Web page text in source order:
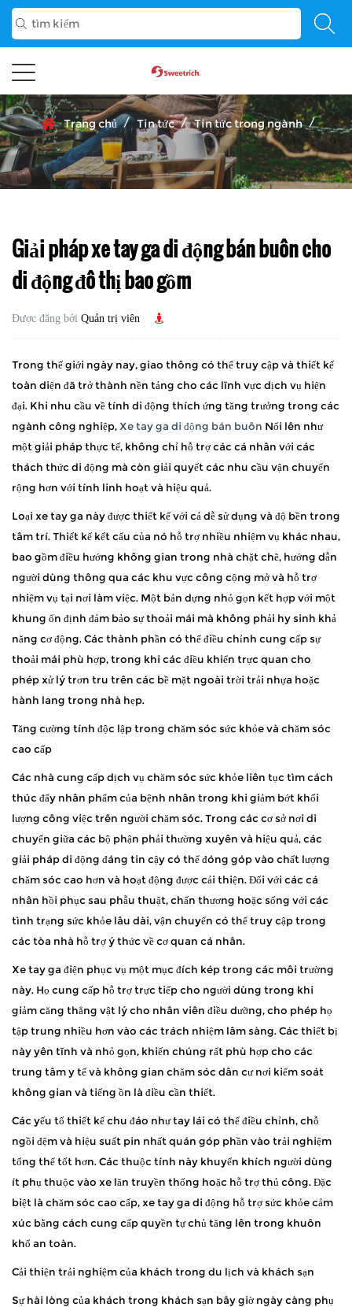
Trang chủ / Tin tức / Tin tức trong ngành /
Giải pháp xe tay ga di động bán buôn cho
di động đô thị bao gồm
Được đăng bởi Quản trị viên
Trong thế giới ngày nay, giao thông có thể truy cập và thiết kế
toàn diện đã trở thành nền tảng cho các lĩnh vực dịch vụ hiện
đại. Khi nhu cầu về tính di động thích ứng tăng trưởng trong các
ngành công nghiệp, Xe tay ga di động bán buôn Nổi lên như
một giải pháp thực tế, không chỉ hỗ trợ các cá nhân với các
thách thức di động mà còn giải quyết các nhu cầu vận chuyển
rộng hơn với tính linh hoạt và hiệu quả.
Loại xe tay ga này được thiết kế với cả dễ sử dụng và độ bền trong
tâm trí. Thiết kế kết cấu của nó hỗ trợ nhiều nhiệm vụ khác nhau,
bao gồm điều hướng không gian trong nhà chặt chẽ, hướng dẫn
người dùng thông qua các khu vực công cộng mở và hỗ trợ
nhiệm vụ tại nơi làm việc. Một bản dựng nhỏ gọn kết hợp với một
khung ổn định đảm bảo sự thoải mái mà không phải hy sinh khả
năng cơ động. Các thành phần có thể điều chỉnh cung cấp sự
thoải mái phù hợp, trong khi các điều khiển trực quan cho
phép xử lý trơn tru trên các bề mặt ngoài trời trải nhựa hoặc
hành lang trong nhà hẹp.
Tăng cường tính độc lập trong chăm sóc sức khỏe và chăm sóc
cao cấp
Các nhà cung cấp dịch vụ chăm sóc sức khỏe liên tục tìm cách
thúc đẩy nhân phẩm của bệnh nhân trong khi giảm bớt khối
lượng công việc trên người chăm sóc. Trong các cơ sở nơi di
chuyển giữa các bộ phận phải thường xuyên và hiệu quả, các
giải pháp di động đáng tin cậy có thể đóng góp vào chất lượng
chăm sóc cao hơn và hoạt động được cải thiện. Đối với các cá
nhân hồi phục sau phẫu thuật, chấn thương hoặc sống với các
tình trạng sức khỏe lâu dài, vận chuyển có thể truy cập trong
các tòa nhà hỗ trợ ý thức về cơ quan cá nhân.
Xe tay ga điện phục vụ một mục đích kép trong các môi trường
này. Họ cung cấp hỗ trợ trực tiếp cho người dùng trong khi
giảm căng thẳng vật lý cho nhân viên điều dưỡng, cho phép họ
tập trung nhiều hơn vào các trách nhiệm lâm sàng. Các thiết bị
này yên tĩnh và nhỏ gọn, khiến chúng rất phù hợp cho các
trung tâm y tế và không gian chăm sóc dân cư nơi kiểm soát
không gian và tiếng ồn là điều cần thiết.
Các yếu tố thiết kế chu đáo như tay lái có thể điều chỉnh, chỗ
ngồi đệm và hiệu suất pin nhất quán góp phần vào trải nghiệm
tổng thể tốt hơn. Các thuộc tính này khuyến khích người dùng
ít phụ thuộc vào xe lăn truyền thống hoặc hỗ trợ thủ công. Đặc
biệt là chăm sóc cao cấp, xe tay ga di động hỗ trợ sức khỏe cảm
xúc bằng cách cung cấp quyền tự chủ tăng lên trong khuôn
khổ an toàn.
Cải thiện trải nghiệm của khách trong du lịch và khách sạn
Sự hài lòng của khách trong khách sạn bây giờ ngày càng phụ